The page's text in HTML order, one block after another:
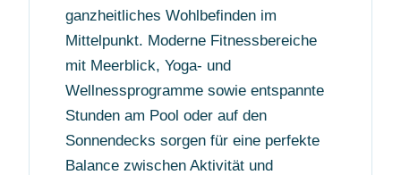
ganzheitliches Wohlbefinden im
Mittelpunkt. Moderne Fitnessbereiche
mit Meerblick, Yoga- und
Wellnessprogramme sowie entspannte
Stunden am Pool oder auf den
Sonnendecks sorgen für eine perfekte
Balance zwischen Aktivität und